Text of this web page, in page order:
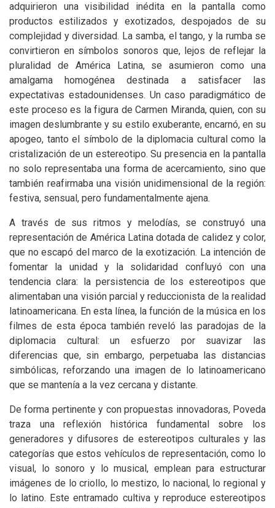
adquirieron una visibilidad inédita en la pantalla como
productos estilizados y exotizados, despojados de su
complejidad y diversidad. La samba, el tango, y la rumba se
convirtieron en símbolos sonoros que, lejos de reflejar la
pluralidad de América Latina, se asumieron como una
amalgama homogénea destinada a satisfacer las
expectativas estadounidenses. Un caso paradigmático de
este proceso es la figura de Carmen Miranda, quien, con su
imagen deslumbrante y su estilo exuberante, encarnó, en su
apogeo, tanto el símbolo de la diplomacia cultural como la
cristalización de un estereotipo. Su presencia en la pantalla
no solo representaba una forma de acercamiento, sino que
también reafirmaba una visión unidimensional de la región:
festiva, sensual, pero fundamentalmente ajena.
A través de sus ritmos y melodías, se construyó una
representación de América Latina dotada de calidez y color,
que no escapó del marco de la exotización. La intención de
fomentar la unidad y la solidaridad confluyó con una
tendencia clara: la persistencia de los estereotipos que
alimentaban una visión parcial y reduccionista de la realidad
latinoamericana. En esta línea, la función de la música en los
filmes de esta época también reveló las paradojas de la
diplomacia cultural: un esfuerzo por suavizar las
diferencias que, sin embargo, perpetuaba las distancias
simbólicas, reforzando una imagen de lo latinoamericano
que se mantenía a la vez cercana y distante.
De forma pertinente y con propuestas innovadoras, Poveda
traza una reflexión histórica fundamental sobre los
generadores y difusores de estereotipos culturales y las
categorías que estos vehículos de representación, como lo
visual, lo sonoro y lo musical, emplean para estructurar
imágenes de lo criollo, lo mestizo, lo nacional, lo regional y
lo latino. Este entramado cultiva y reproduce estereotipos